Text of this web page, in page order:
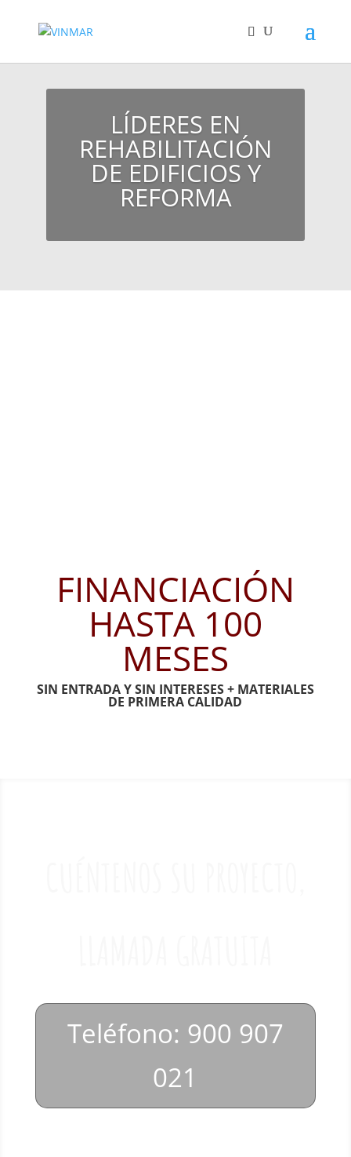
LÍDERES EN
REHABILITACIÓN
DE EDIFICIOS Y
REFORMA
FINANCIACIÓN
HASTA 100
MESES
SIN ENTRADA Y SIN INTERESES + MATERIALES
DE PRIMERA CALIDAD
Teléfono: 900 907
021